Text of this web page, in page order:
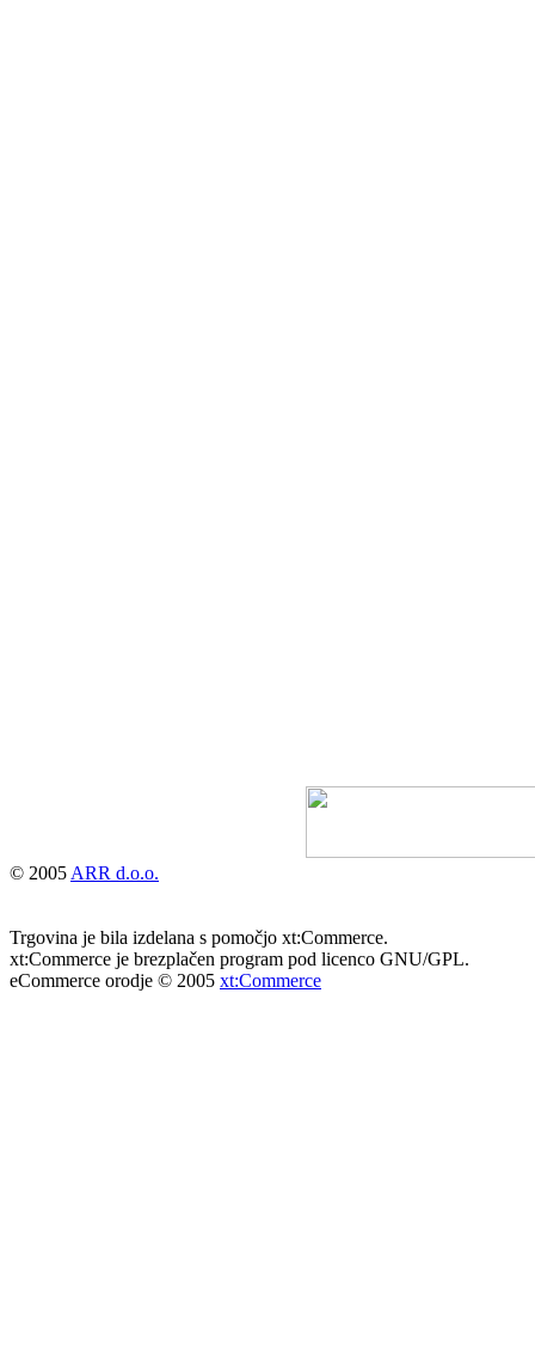
© 2005 ARR d.o.o.
Trgovina je bila izdelana s pomočjo xt:Commerce.
xt:Commerce je brezplačen program pod licenco GNU/GPL.
eCommerce orodje © 2005 xt:Commerce